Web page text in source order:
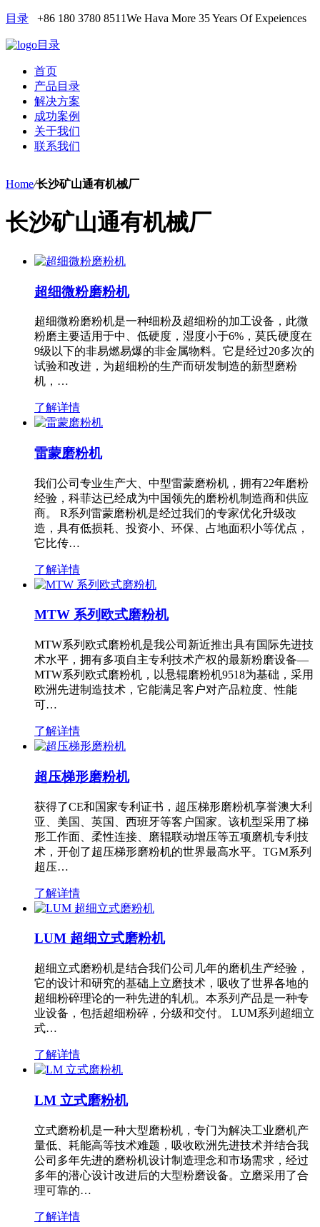
目录 +86 180 3780 8511We Hava More 35 Years Of Expeiences
目录
首页
产品目录
解决方案
成功案例
关于我们
联系我们
Home/长沙矿山通有机械厂
长沙矿山通有机械厂
超细微粉磨粉机
超细微粉磨粉机是一种细粉及超细粉的加工设备，此微
粉磨主要适用于中、低硬度，湿度小于6%，莫氏硬度在
9级以下的非易燃易爆的非金属物料。它是经过20多次的
试验和改进，为超细粉的生产而研发制造的新型磨粉
机，…
了解详情
雷蒙磨粉机
我们公司专业生产大、中型雷蒙磨粉机，拥有22年磨粉
经验，科菲达已经成为中国领先的磨粉机制造商和供应
商。 R系列雷蒙磨粉机是经过我们的专家优化升级改
造，具有低损耗、投资小、环保、占地面积小等优点，
它比传…
了解详情
MTW 系列欧式磨粉机
MTW系列欧式磨粉机是我公司新近推出具有国际先进技
术水平，拥有多项自主专利技术产权的最新粉磨设备—
MTW系列欧式磨粉机，以悬辊磨粉机9518为基础，采用
欧洲先进制造技术，它能满足客户对产品粒度、性能
可…
了解详情
超压梯形磨粉机
获得了CE和国家专利证书，超压梯形磨粉机享誉澳大利
亚、美国、英国、西班牙等客户国家。该机型采用了梯
形工作面、柔性连接、磨辊联动增压等五项磨机专利技
术，开创了超压梯形磨粉机的世界最高水平。TGM系列
超压…
了解详情
LUM 超细立式磨粉机
超细立式磨粉机是结合我们公司几年的磨机生产经验，
它的设计和研究的基础上立磨技术，吸收了世界各地的
超细粉碎理论的一种先进的轧机。本系列产品是一种专
业设备，包括超细粉碎，分级和交付。 LUM系列超细立
式…
了解详情
LM 立式磨粉机
立式磨粉机是一种大型磨粉机，专门为解决工业磨机产
量低、耗能高等技术难题，吸收欧洲先进技术并结合我
公司多年先进的磨粉机设计制造理念和市场需求，经过
多年的潜心设计改进后的大型粉磨设备。立磨采用了合
理可靠的…
了解详情